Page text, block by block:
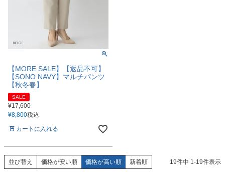
【MORE SALE】【返品不可】
【SONO NAVY】マルチパンツ
【秋冬春】
SALE
¥17,600
¥8,800税込
カートに入れる
並び替え 価格が安い順 価格が高い順 新着順 19件中 1-19件表示